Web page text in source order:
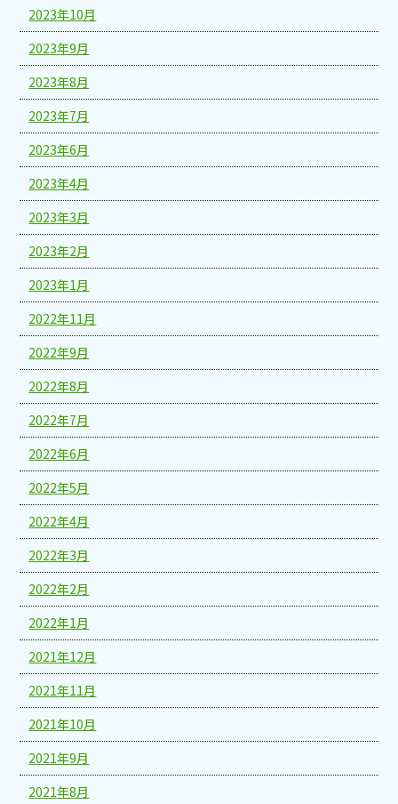
2023年10月
2023年9月
2023年8月
2023年7月
2023年6月
2023年4月
2023年3月
2023年2月
2023年1月
2022年11月
2022年9月
2022年8月
2022年7月
2022年6月
2022年5月
2022年4月
2022年3月
2022年2月
2022年1月
2021年12月
2021年11月
2021年10月
2021年9月
2021年8月